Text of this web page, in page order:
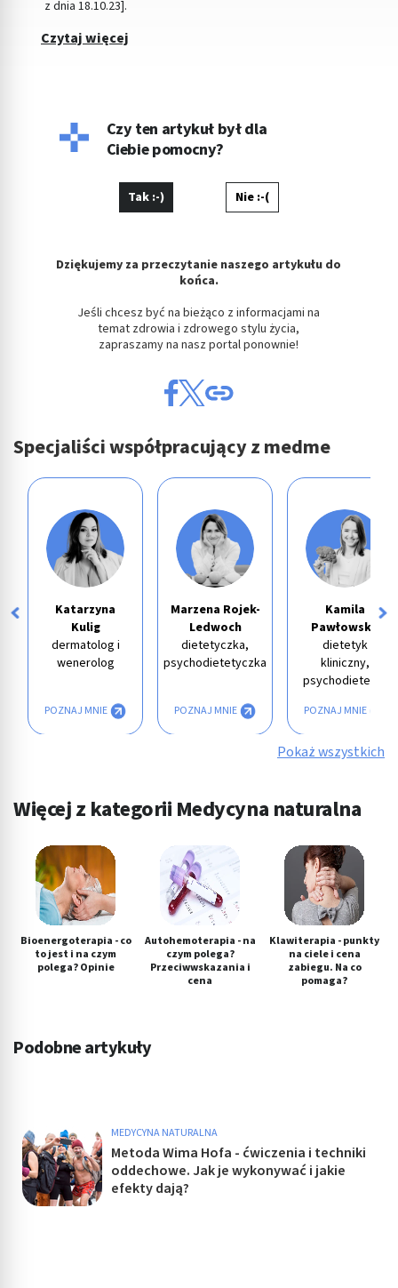
z dnia 18.10.23].
Czytaj więcej
Czy ten artykuł był dla
Ciebie pomocny?
Tak :-) Nie :-(
Dziękujemy za przeczytanie naszego artykułu do
końca.
Jeśli chcesz być na bieżąco z informacjami na
temat zdrowia i zdrowego stylu życia,
zapraszamy na nasz portal ponownie!
Specjaliści współpracujący z medme
Katarzyna
Kulig
dermatolog i
wenerolog
POZNAJ MNIE
Marzena Rojek-
Ledwoch
dietetyczka,
psychodietetyczka
POZNAJ MNIE
Kamila
Pawłowska
dietetyk
kliniczny,
psychodietetyk
POZNAJ MNIE
Pokaż wszystkich
Więcej z kategorii Medycyna naturalna
Bioenergoterapia - co
to jest i na czym
polega? Opinie
Autohemoterapia - na
czym polega?
Przeciwwskazania i
cena
Klawiterapia - punkty
na ciele i cena
zabiegu. Na co
pomaga?
Podobne artykuły
MEDYCYNA NATURALNA
Metoda Wima Hofa - ćwiczenia i techniki
oddechowe. Jak je wykonywać i jakie
efekty dają?